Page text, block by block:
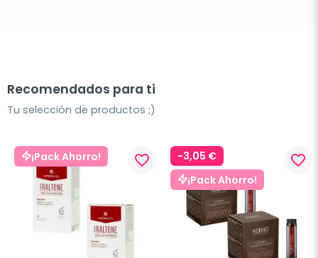
Recomendados para ti
Tu selección de productos ;)
¡Pack Ahorro! favorite_border
-3,05 €
¡Pack Ahorro!
favorite_border